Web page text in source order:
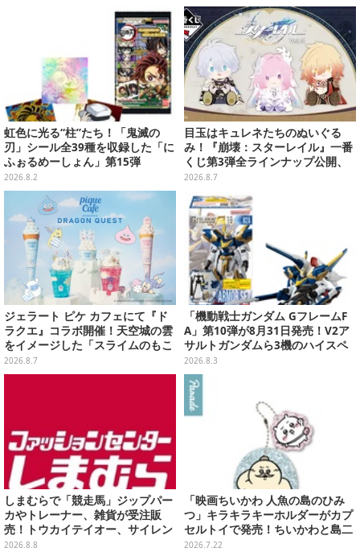
虹色に光る“柱”たち！「鬼滅の
刃」シール全39種を収録した「に
ふぉるめーしょん」第15弾
2026.8.2
目玉はキュレネたちのぬいぐる
み！『崩壊：スターレイル』一番
くじ第3弾全ラインナップ公開、
美麗ビジュアルのアクリルボード
2026.8.7
ジェラート ピケ カフェにて『ド
ラクエ』コラボ開催！天空城の雲
をイメージした「スライムのもこ
もこ天空クレープ」などを提供
2026.8.7
「機動戦士ガンダム GフレームF
A」第10弾が8月31日発売！V2ア
サルトガンダムら3機のハイスペ
ック可動フィギュア
2026.8.3
しまむらで「競走馬」ジップパー
カやトレーナー、雑貨が受注販
売！トウカイテイオー、サイレン
ススズカなど名馬をデザイン
2026.8.8
「映画ちいかわ 人魚の島のひみ
つ」キラキラキーホルダーがカプ
セルトイで発売！ちいかわと島二
郎など全8種、2個セットのスペシ
2026.7.22